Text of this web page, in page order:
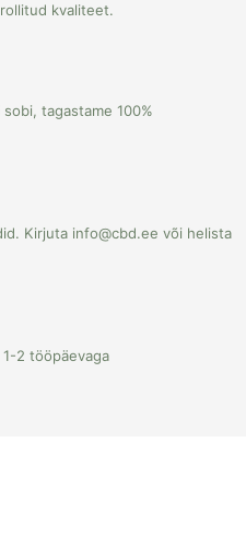
kvaliteet.
tagastame 100%
Kirjuta info@cbd.ee või helista
1-2 tööpäevaga